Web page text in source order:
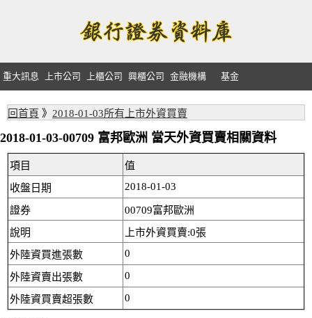
重大訊息 上市公司 上櫃公司 興櫃公司 金融機構 基金
回首頁 》 2018-01-03所有上市外資買賣
2018-01-03-00709 富邦歐洲 當天外資買賣相關資料
項目
值
收盤日期
2018-01-03
證券
00709富邦歐洲
說明
上市外資買賣:0張
外陸資買進張數
0
外陸資賣出張數 0
外陸資買賣超張數 0